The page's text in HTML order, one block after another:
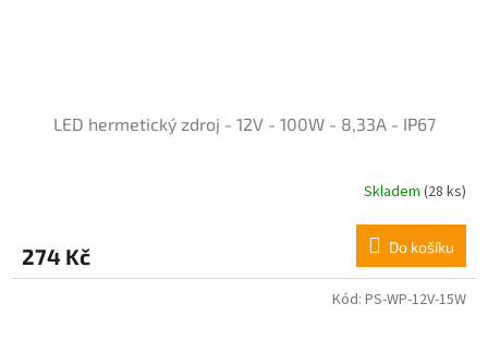
LED hermetický zdroj - 12V - 100W - 8,33A - IP67
je
5,0
Skladem(28 ks)
274 Kč Do košíku
Kód: PS-WP-12V-15W